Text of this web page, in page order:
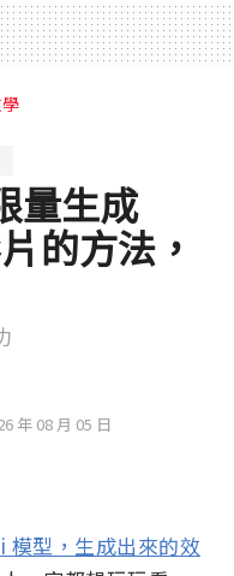
量生成
的方法，
年 08 月 05 日
型，生成出來的效